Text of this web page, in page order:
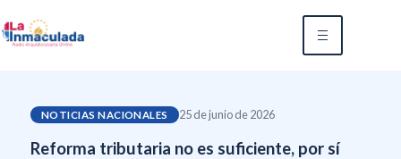
NOTICIAS NACIONALES 25 de junio de 2026
Reforma tributaria no es suficiente, por sí